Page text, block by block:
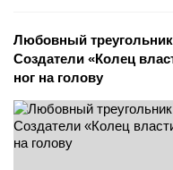
Любовный
Создатели «Колец
ног на голову